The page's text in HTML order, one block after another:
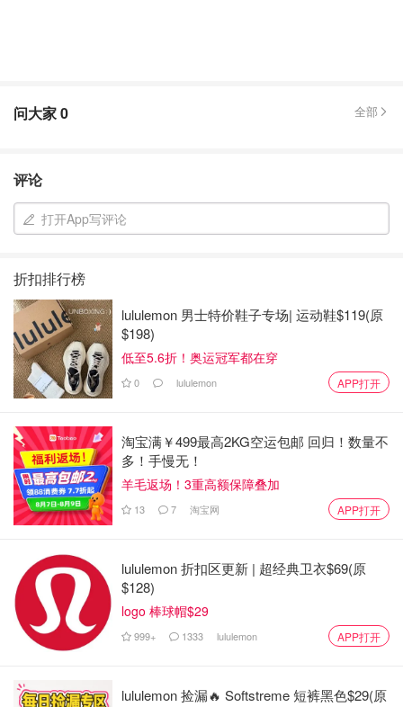
问大家0 全部
评论
打开App写评论
折扣排行榜
lululemon 男士特价鞋子专场| 运动鞋$119(原
$198)
低至5.6折！奥运冠军都在穿
0 lululemon APP打开
淘宝满￥499最高2KG空运包邮 回归！数量不
多！手慢无！
羊毛返场！3重高额保障叠加
13 7 淘宝网 APP打开
lululemon 折扣区更新 | 超经典卫衣$69(原
$128)
logo 棒球帽$29
999+ 1333 lululemon APP打开
lululemon 捡漏🔥 Softstreme 短裤黑色$29(原